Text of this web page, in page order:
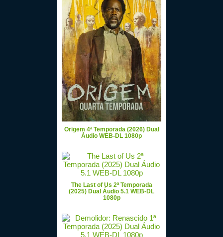
Origem 4ª Temporada (2026) Dual
Áudio WEB-DL 1080p
The Last of Us 2ª Temporada
(2025) Dual Áudio 5.1 WEB-DL
1080p